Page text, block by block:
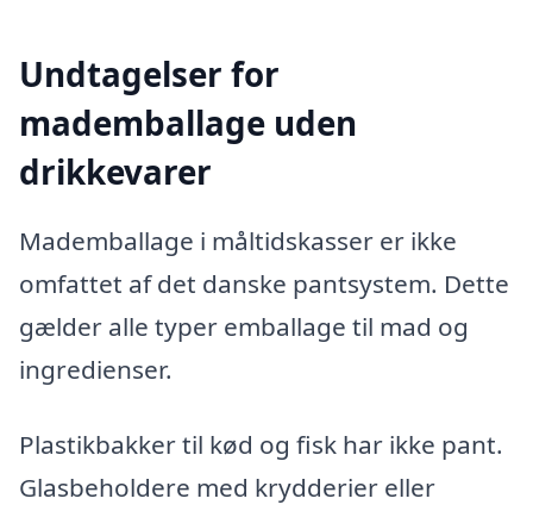
Undtagelser for
mademballage uden
drikkevarer
Mademballage i måltidskasser er ikke
omfattet af det danske pantsystem. Dette
gælder alle typer emballage til mad og
ingredienser.
Plastikbakker til kød og fisk har ikke pant.
Glasbeholdere med krydderier eller